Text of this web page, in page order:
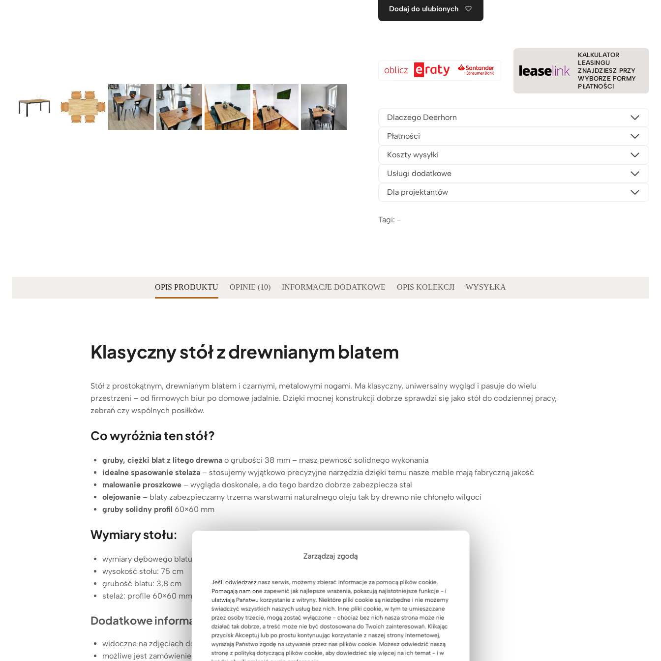
Zarządzaj zgodą
Jeśli odwiedzasz nasz serwis, możemy zbierać informacje za pomocą plików cookie.
Pomagają nam one zapewnić jak najlepsze wrażenia, pokazują najistotniejsze funkcje - i
ułatwiają Państwu korzystanie z witryny. Niektóre pliki cookie są niezbędne i nie możemy
świadczyć wszystkich naszych usług bez nich. Inne pliki cookie, w tym te umieszczane
przez osoby trzecie, mogą zostać wyłączone - chociaż bez nich nasza strona może nie
działać tak dobrze, a treść może nie być dostosowana do Twoich zainteresowań. Klikając
przycisk Akceptuj lub po prostu kontynuując korzystanie z naszej strony internetowej,
wyrażają Państwo zgodę na używanie przez nas plików cookie. Możesz odwiedzić naszą
stronę z polityką dotyczącą plików cookie, aby dowiedzieć się więcej na ich temat - i w
Dodaj do ulubionych
KALKULATOR
LEASINGU
ZNAJDZIESZ PRZY
WYBORZE FORMY
PŁATNOŚCI
Dlaczego Deerhorn
Płatności
Koszty wysyłki
Usługi dodatkowe
Dla projektantów
Tagi: -
OPIS PRODUKTU OPINIE (10) INFORMACJE DODATKOWE OPIS KOLEKCJI WYSYŁKA
Klasyczny stół z drewnianym blatem
Stół z prostokątnym, drewnianym blatem i czarnymi, metalowymi nogami. Ma klasyczny, uniwersalny wygląd i pasuje do wielu
przestrzeni – od firmowych biur po domowe jadalnie. Dzięki mocnej konstrukcji dobrze sprawdzi się jako stół do codziennej pracy,
zebrań czy wspólnych posiłków.
Co wyróżnia tenstół?
gruby, ciężki blat z litego drewna o grubości 38 mm – masz pewność solidnego wykonania
idealne spasowanie stelaża – stosujemy wyjątkowo precyzyjne narzędzia dzięki temu nasze meble mają fabryczną jakość
malowanie proszkowe – wygląda doskonale, a do tego bardzo dobrze zabezpiecza stal
olejowanie – blaty zabezpieczamy trzema warstwami naturalnego oleju tak by drewno nie chłonęło wilgoci
gruby solidny profil 60×60 mm
Wymiary stołu:
wymiary dębowego blatu: 160×90 cm
wysokość stołu: 75 cm
grubość blatu: 3,8 cm
stelaż: profile 60×60 mm pomalowane proszkowo
Dodatkowe informacje:
widoczne na zdjęciach dodatkowe akcesoria NIE są częścią zestawu
możliwe jest zamówienie blatu w niestandardowym wymiarze